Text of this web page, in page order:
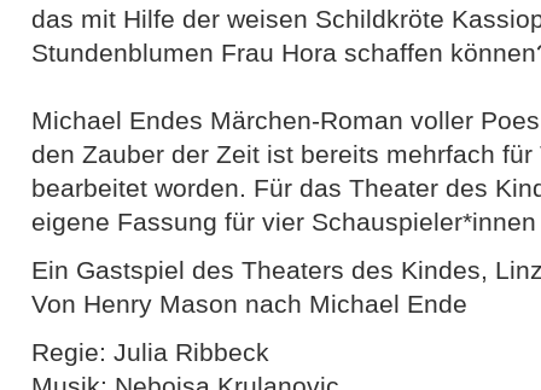
das mit Hilfe der weisen Schildkröte
Stundenblumen Frau Hora schaffen
Michael Endes Märchen-Roman voller
den Zauber der Zeit ist bereits mehrfach
bearbeitet worden. Für das Theater des
eigene Fassung für vier
Ein Gastspiel des Theaters des Kindes,
Von Henry Mason nach Michael Ende
Regie: Julia Ribbeck